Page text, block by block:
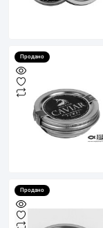
Продано
Продано